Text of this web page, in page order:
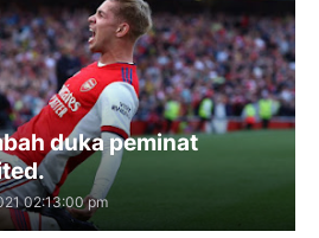
duka peminat
02:13:00 pm